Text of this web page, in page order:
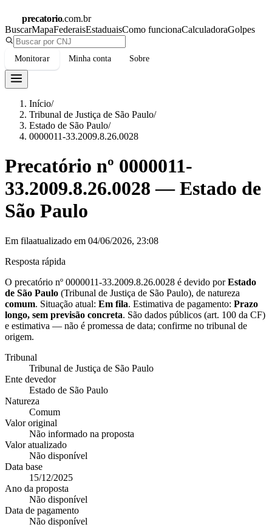
precatorio.com.br
BuscarMapaFederaisEstaduaisComo funcionaCalculadoraGolpes
Monitorar Minha conta Sobre
Início/
Tribunal de Justiça de São Paulo/
Estado de São Paulo/
0000011-33.2009.8.26.0028
Precatório nº 0000011-
33.2009.8.26.0028 —Estado de
São Paulo
Em filaatualizado em 04/06/2026, 23:08
Resposta rápida
O precatório nº 0000011-33.2009.8.26.0028 é devido porEstado
de São Paulo (Tribunal de Justiça de São Paulo), de natureza
comum. Situação atual: Em fila. Estimativa de pagamento: Prazo
longo, sem previsão concreta. São dados públicos (art. 100 da CF)
e estimativa — não é promessa de data; confirme no tribunal de
origem.
Tribunal
Tribunal de Justiça de São Paulo
Ente devedor
Estado de São Paulo
Natureza
Comum
Valor original
Não informado na proposta
Valor atualizado
Não disponível
Data base
15/12/2025
Ano da proposta
Não disponível
Data de pagamento
Não disponível